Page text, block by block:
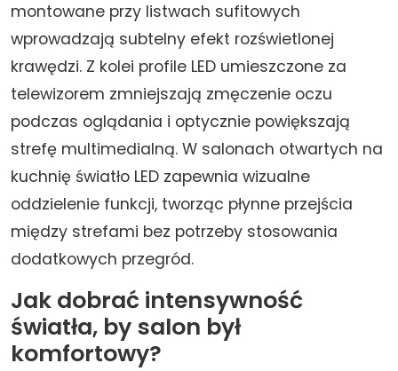
montowane przy listwach sufitowych
wprowadzają subtelny efekt rozświetlonej
krawędzi. Z kolei profile LED umieszczone za
telewizorem zmniejszają zmęczenie oczu
podczas oglądania i optycznie powiększają
strefę multimedialną. W salonach otwartych na
kuchnię światło LED zapewnia wizualne
oddzielenie funkcji, tworząc płynne przejścia
między strefami bez potrzeby stosowania
dodatkowych przegród.
Jak dobrać intensywność
światła, by salon był
komfortowy?